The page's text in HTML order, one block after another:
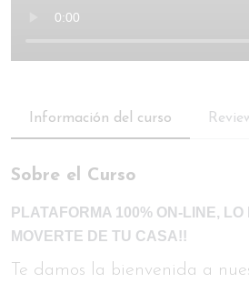
Información del curso
Sobre el Curso
PLATAFORMA 100% ON-LINE, LO
MOVERTE DE TU CASA!!
Te damos la bienvenida a